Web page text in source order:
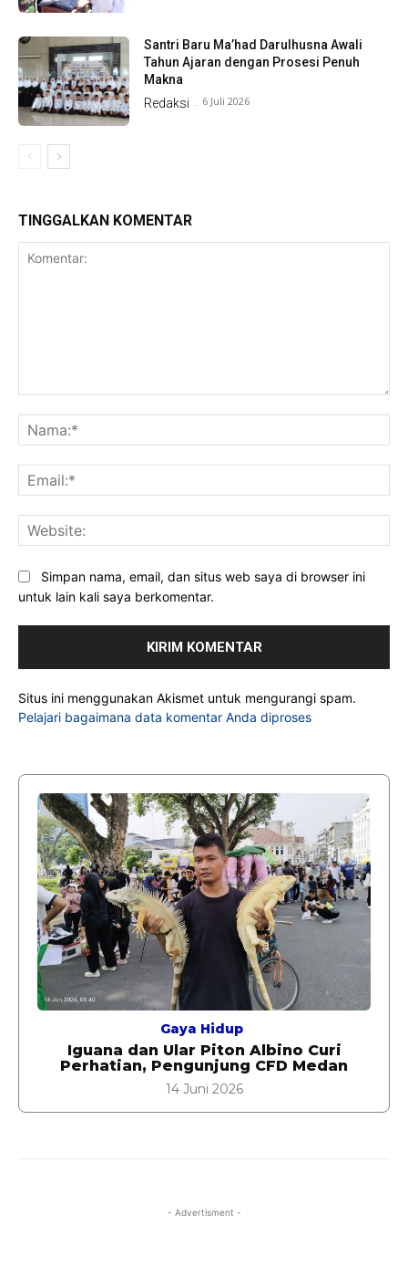
Santri Baru Ma’had Darulhusna Awali
Tahun Ajaran dengan Prosesi Penuh
Makna
Redaksi - 6 Juli 2026
TINGGALKAN KOMENTAR
Simpan nama, email, dan situs web saya di browser ini
untuk lain kali saya berkomentar.
Situs ini menggunakan Akismet untuk mengurangi spam.
Pelajari bagaimana data komentar Anda diproses
Gaya Hidup
Iguana dan Ular Piton Albino Curi
Perhatian, Pengunjung CFD Medan
14 Juni 2026
- Advertisment -